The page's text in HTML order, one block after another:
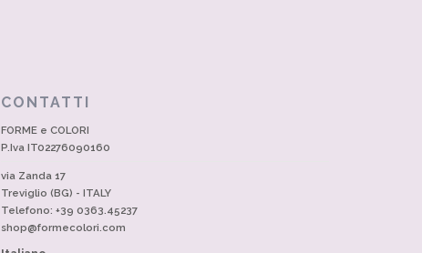
CONTATTI
FORME e COLORI
P.Iva IT02276090160
via Zanda 17
Treviglio (BG) - ITALY
Telefono: +39 0363.45237
shop@formecolori.com